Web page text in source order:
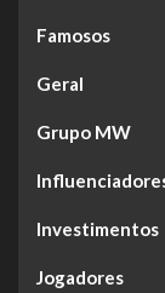
Famosos
Geral
Grupo MW
Investimentos
Jogadores